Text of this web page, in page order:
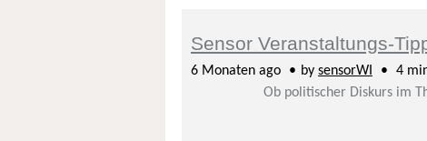
Sensor Veranstaltungs-
6 Monaten ago by sensorWI 4
Ob politischer Diskurs im